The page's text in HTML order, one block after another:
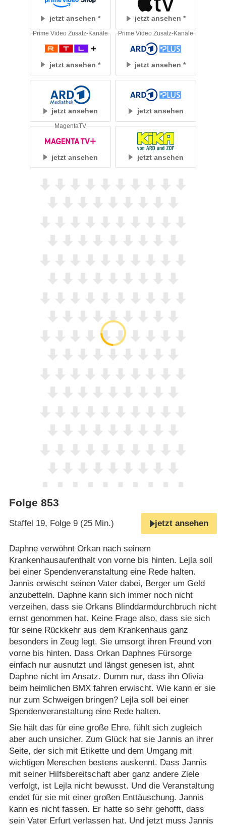
jetzt ansehen jetzt ansehen
jetzt ansehen
Prime Video Zusatz-Kanäle
jetzt ansehen
Prime Video Zusatz-Kanäle
jetzt ansehen jetzt ansehen
jetzt ansehen
MagentaTV
jetzt ansehen
Folge 853
Staffel 19, Folge 9 (25 Min.) jetzt ansehen
Daphne verwöhnt Orkan nach seinem
Krankenhausaufenthalt von vorne bis hinten. Lejla soll
bei einer Spendenveranstaltung eine Rede halten.
Jannis erwischt seinen Vater dabei, Berger um Geld
anzubetteln. Daphne kann sich immer noch nicht
verzeihen, dass sie Orkans Blinddarmdurchbruch nicht
ernst genommen hat. Keine Frage also, dass sie sich
für seine Rückkehr aus dem Krankenhaus ganz
besonders in Zeug legt. Sie umsorgt ihren Freund von
vorne bis hinten. Dass Orkan Daphnes Fürsorge
einfach nur ausnutzt und längst genesen ist, ahnt
Daphne nicht im Ansatz. Dumm nur, dass ihn Olivia
beim heimlichen BMX fahren erwischt. Wie kann er sie
nur zum Schweigen bringen? Lejla soll bei einer
Spendenveranstaltung eine Rede halten.
Sie hält das für eine große Ehre, fühlt sich zugleich
aber auch unsicher. Zum Glück hat sie Jannis an ihrer
Seite, der sich mit Etikette und dem Umgang mit
wichtigen Menschen bestens auskennt. Dass Jannis
mit seiner Hilfsbereitschaft aber ganz andere Ziele
verfolgt, ist Lejla nicht bewusst. Und die Veranstaltung
endet für sie mit einer großen Enttäuschung. Jannis
kann es nicht fassen. Er hatte so sehr gehofft, dass
sein Vater Erfurt verlassen hat. Und jetzt muss Jannis